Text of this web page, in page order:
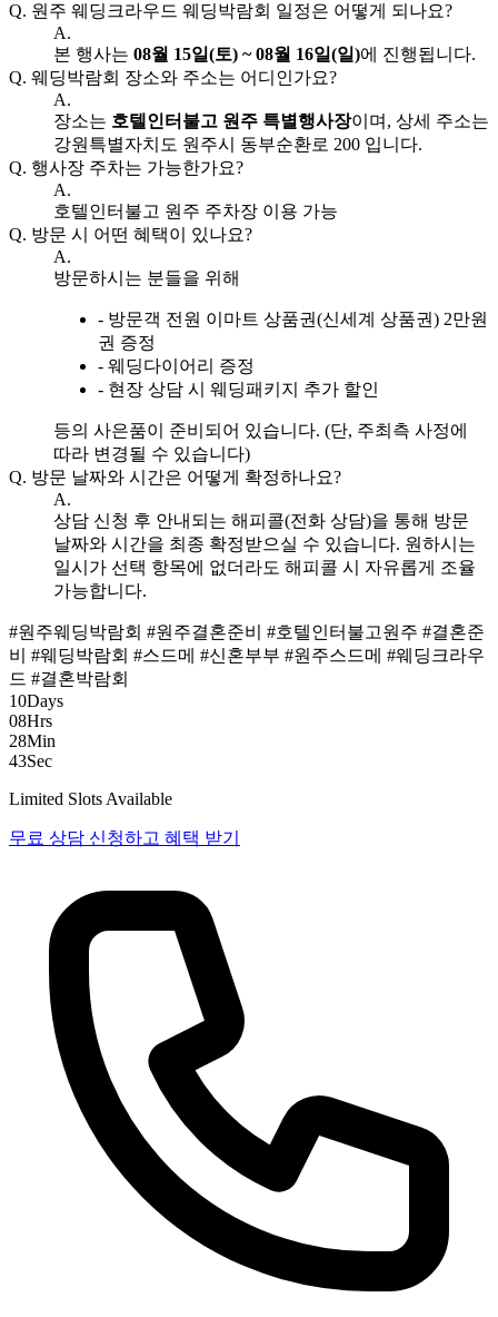
Q. 원주 웨딩크라우드 웨딩박람회 일정은 어떻게 되나요?
A.
본 행사는 08월 15일(토) ~ 08월 16일(일)에 진행됩니다.
Q. 웨딩박람회 장소와 주소는 어디인가요?
A.
장소는 호텔인터불고 원주 특별행사장이며, 상세 주소는
강원특별자치도 원주시 동부순환로 200 입니다.
Q. 행사장 주차는 가능한가요?
A.
호텔인터불고 원주 주차장 이용 가능
Q. 방문 시 어떤 혜택이 있나요?
A.
방문하시는 분들을 위해
- 방문객 전원 이마트 상품권(신세계 상품권) 2만원
권 증정
- 웨딩다이어리 증정
- 현장 상담 시 웨딩패키지 추가 할인
등의 사은품이 준비되어 있습니다. (단, 주최측 사정에
따라 변경될 수 있습니다)
Q. 방문 날짜와 시간은 어떻게 확정하나요?
A.
상담 신청 후 안내되는 해피콜(전화 상담)을 통해 방문
날짜와 시간을 최종 확정받으실 수 있습니다. 원하시는
일시가 선택 항목에 없더라도 해피콜 시 자유롭게 조율
가능합니다.
#원주웨딩박람회 #원주결혼준비 #호텔인터불고원주 #결혼준
비 #웨딩박람회 #스드메 #신혼부부 #원주스드메 #웨딩크라우
드 #결혼박람회
10Days
08Hrs
28Min
42Sec
Limited Slots Available
무료 상담 신청하고 혜택 받기